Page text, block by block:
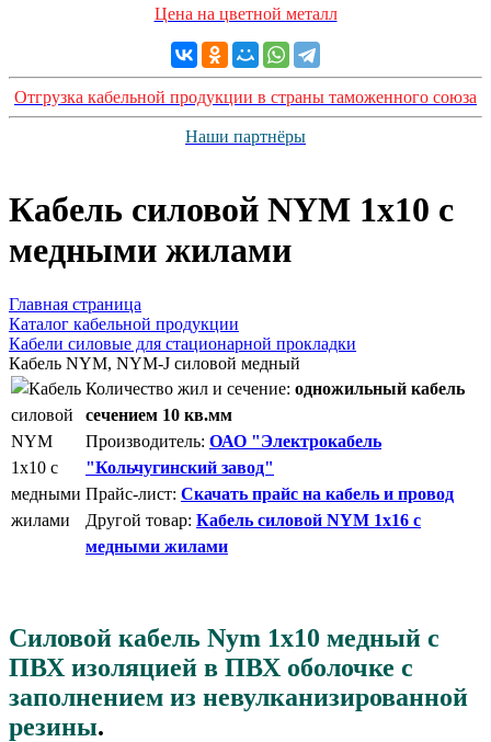
Цена на цветной металл
Отгрузка кабельной продукции в страны таможенного союза
Наши партнёры
Кабель силовой NYM 1x10 с
медными жилами
Главная страница
Каталог кабельной продукции
Кабели силовые для стационарной прокладки
Кабель NYM, NYM-J силовой медный
Количество жил и сечение: одножильный кабель
сечением 10 кв.мм
Производитель: ОАО "Электрокабель
"Кольчугинский завод"
Прайс-лист: Скачать прайс на кабель и провод
Другой товар: Кабель силовой NYM 1x16 с
медными жилами
Силовой кабель Nym 1x10 медный с
ПВХ изоляцией в ПВХ оболочке с
заполнением из невулканизированной
резины.